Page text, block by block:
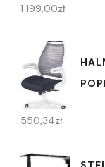
1 199,00zł
550,34zł